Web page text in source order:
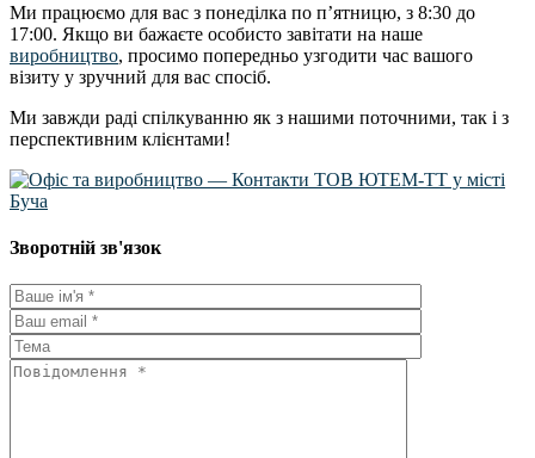
Ми працюємо для вас з понеділка по п’ятницю, з 8:30 до
17:00. Якщо ви бажаєте особисто завітати на наше
виробництво, просимо попередньо узгодити час вашого
візиту у зручний для вас спосіб.
Ми завжди раді спілкуванню як з нашими поточними, так і з
перспективним клієнтами!
Зворотній зв'язок